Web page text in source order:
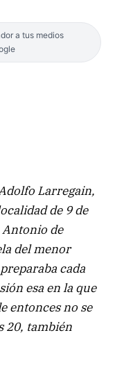
a tus medios
Larregain,
de 9 de
de
del menor
cada
esa en la que
entonces no se
20, también